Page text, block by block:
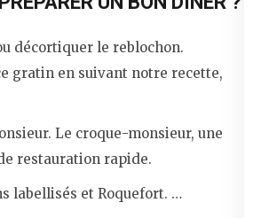
décortiquer le reblochon.
gratin en suivant notre recette,
Le croque-monsieur, une
restauration rapide.
labellisés et Roquefort. …